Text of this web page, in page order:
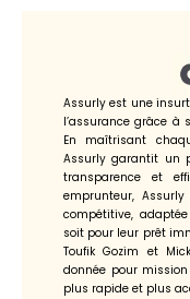
Assurly est une
l’assurance grâce à
En maîtrisant
Assurly garantit un
transparence et
emprunteur,
compétitive,
soit pour leur prêt
Toufik Gozim et
donnée pour
plus rapide et plus